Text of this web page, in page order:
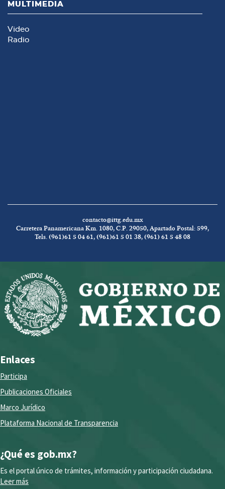
MULTIMEDIA
Video
Radio
contacto@ittg.edu.mx
Carretera Panamericana Km. 1080, C.P. 29050, Apartado Postal: 599,
Tels. (961)61 5 04 61, (961)61 5 01 38, (961) 61 5 48 08
Enlaces
Participa
Publicaciones Oficiales
Marco Jurídico
Plataforma Nacional de Transparencia
¿Qué es gob.mx?
Es el portal único de trámites, información y participación ciudadana.
Leer más